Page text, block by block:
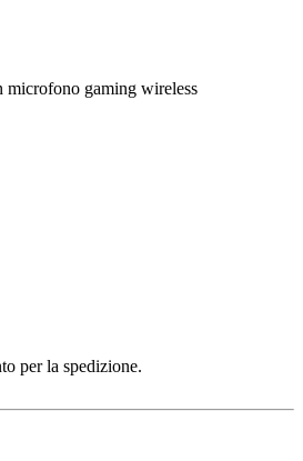
gaming wireless
per la spedizione.